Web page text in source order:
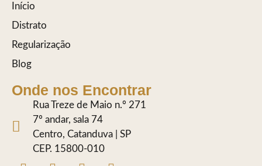
Início
Distrato
Regularização
Blog
Onde nos Encontrar
Rua Treze de Maio n.º 271
7º andar, sala 74
Centro, Catanduva | SP
CEP. 15800-010